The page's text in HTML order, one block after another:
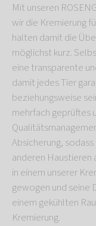
Mit unseren
wir die Kremierung
halten damit die
möglichst kurz.
eine transparente
damit jedes Tier
beziehungsweise
mehrfach geprüftes
Absicherung,
anderen Haustieren
in einem unserer
gewogen und seine
einem gekühlten
Kremierung.